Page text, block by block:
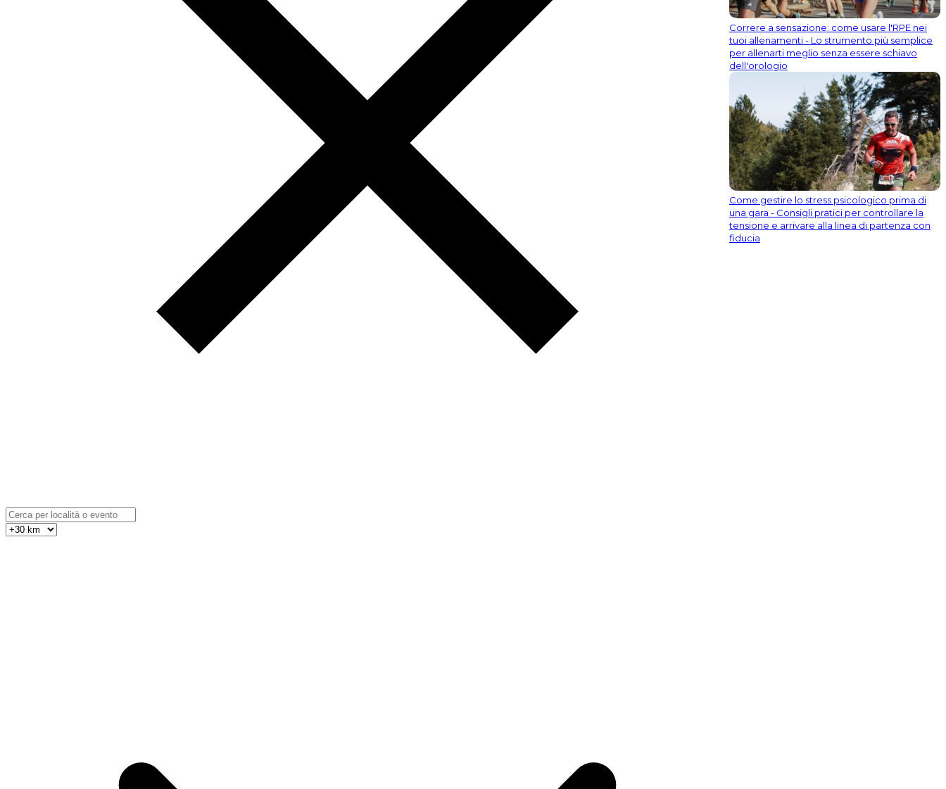
Correre a sensazione: come usare l'RPE nei
tuoi allenamenti - Lo strumento più semplice
per allenarti meglio senza essere schiavo
dell'orologio
Come gestire lo stress psicologico prima di
una gara - Consigli pratici per controllare la
tensione e arrivare alla linea di partenza con
fiducia